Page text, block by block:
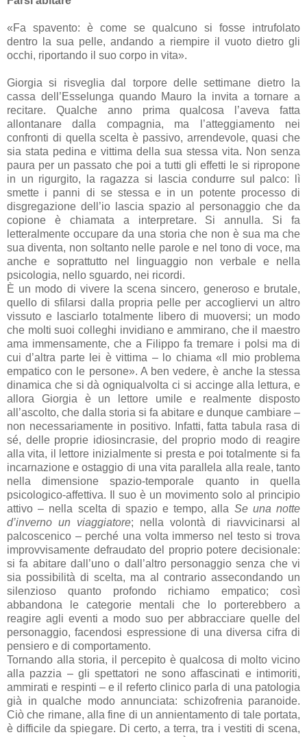
«Fa spavento: è come se qualcuno si fosse intrufolato
dentro la sua pelle, andando a riempire il vuoto dietro gli
occhi, riportando il suo corpo in vita».
Giorgia si risveglia dal torpore delle settimane dietro la
cassa dell’Esselunga quando Mauro la invita a tornare a
recitare. Qualche anno prima qualcosa l’aveva fatta
allontanare dalla compagnia, ma l’atteggiamento nei
confronti di quella scelta è passivo, arrendevole, quasi che
sia stata pedina e vittima della sua stessa vita. Non senza
paura per un passato che poi a tutti gli effetti le si ripropone
in un rigurgito, la ragazza si lascia condurre sul palco: lì
smette i panni di se stessa e in un potente processo di
disgregazione dell’io lascia spazio al personaggio che da
copione è chiamata a interpretare. Si annulla. Si fa
letteralmente occupare da una storia che non è sua ma che
sua diventa, non soltanto nelle parole e nel tono di voce, ma
anche e soprattutto nel linguaggio non verbale e nella
psicologia, nello sguardo, nei ricordi.
È un modo di vivere la scena sincero, generoso e brutale,
quello di sfilarsi dalla propria pelle per accogliervi un altro
vissuto e lasciarlo totalmente libero di muoversi; un modo
che molti suoi colleghi invidiano e ammirano, che il maestro
ama immensamente, che a Filippo fa tremare i polsi ma di
cui d’altra parte lei è vittima – lo chiama «Il mio problema
empatico con le persone». A ben vedere, è anche la stessa
dinamica che si dà ogniqualvolta ci si accinge alla lettura, e
allora Giorgia è un lettore umile e realmente disposto
all’ascolto, che dalla storia si fa abitare e dunque cambiare –
non necessariamente in positivo. Infatti, fatta tabula rasa di
sé, delle proprie idiosincrasie, del proprio modo di reagire
alla vita, il lettore inizialmente si presta e poi totalmente si fa
incarnazione e ostaggio di una vita parallela alla reale, tanto
nella dimensione spazio-temporale quanto in quella
psicologico-affettiva. Il suo è un movimento solo al principio
attivo – nella scelta di spazio e tempo, alla Se una notte
d’inverno un viaggiatore; nella volontà di riavvicinarsi al
palcoscenico – perché una volta immerso nel testo si trova
improvvisamente defraudato del proprio potere decisionale:
si fa abitare dall’uno o dall’altro personaggio senza che vi
sia possibilità di scelta, ma al contrario assecondando un
silenzioso quanto profondo richiamo empatico; così
abbandona le categorie mentali che lo porterebbero a
reagire agli eventi a modo suo per abbracciare quelle del
personaggio, facendosi espressione di una diversa cifra di
pensiero e di comportamento.
Tornando alla storia, il percepito è qualcosa di molto vicino
alla pazzia – gli spettatori ne sono affascinati e intimoriti,
ammirati e respinti – e il referto clinico parla di una patologia
già in qualche modo annunciata: schizofrenia paranoide.
Ciò che rimane, alla fine di un annientamento di tale portata,
è difficile da spiegare. Di certo, a terra, tra i vestiti di scena,